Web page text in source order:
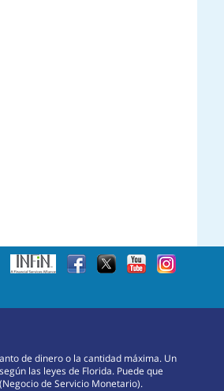
de dinero o la cantidad máxima. Un
las leyes de Florida. Puede que
de Servicio Monetario).